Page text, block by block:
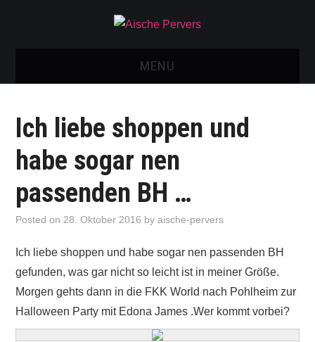
MENU
NEU: AISCHE SHOP!
TELEGRAM GRUPPE
IMPRESSUM
Ich liebe shoppen und
habe sogar nen
passenden BH …
Posted on 28. Oktober 2016 byaische-pervers
Ich liebe shoppen und habe sogar nen passenden BH
gefunden, was gar nicht so leicht ist in meiner Größe.
Morgen gehts dann in die FKK World nach Pohlheim zur
Halloween Party mit Edona James .Wer kommt vorbei?